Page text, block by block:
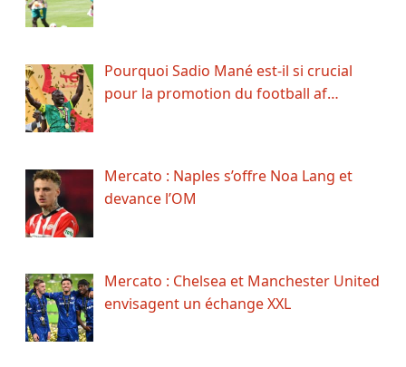
Pourquoi Sadio Mané est-il si crucial
pour la promotion du football af…
Mercato : Naples s’offre Noa Lang et
devance l’OM
Mercato : Chelsea et Manchester United
envisagent un échange XXL